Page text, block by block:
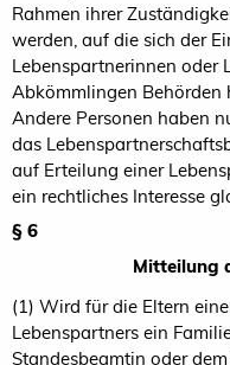
Rahmen ihrer
werden, auf die sich der
Lebenspartnerinnen oder
Abkömmlingen Behörden
Andere Personen haben
das
auf Erteilung einer
ein rechtliches Interesse
§ 6
Mitteilung
(1) Wird für die Eltern
Lebenspartners ein
Standesbeamtin oder